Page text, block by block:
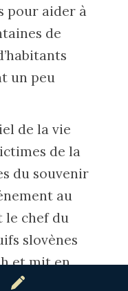
pour aider à
de
un peu
de la vie
de la
du souvenir
au
le chef du
slovènes
et mit en